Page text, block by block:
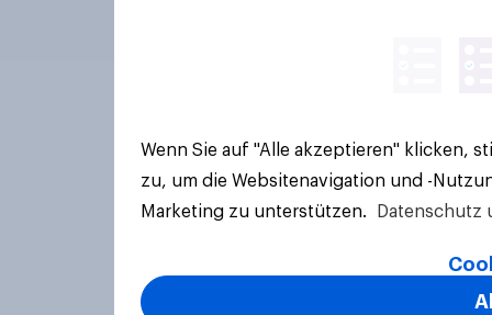
Wenn Sie auf "Alle akzeptieren" klicken,
zu, um die Websitenavigation und -
Marketing zu unterstützen.
Datenschutz